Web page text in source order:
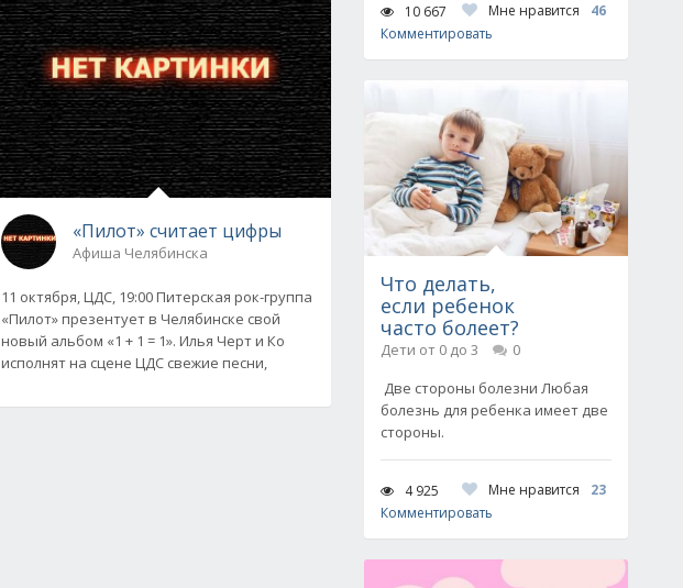
«Пилот» считает цифры
Афиша Челябинска
11 октября, ЦДС, 19:00 Питерская рок-группа
«Пилот» презентует в Челябинске свой
новый альбом «1 + 1 = 1». Илья Черт и Ко
исполнят на сцене ЦДС свежие песни,
10 667 Мне нравится
46
Комментировать
Что делать,
если ребенок
часто болеет?
Дети от 0 до 3
0
Две стороны болезни Любая
болезнь для ребенка имеет две
стороны.
4 925 Мне нравится
23
Комментировать